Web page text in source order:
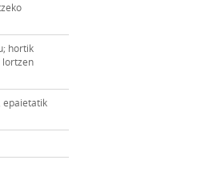
hortik
lortzen
epaietatik